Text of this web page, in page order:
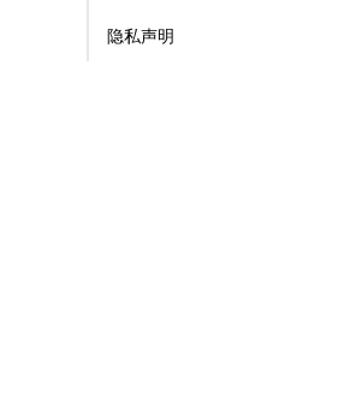
隐私声明